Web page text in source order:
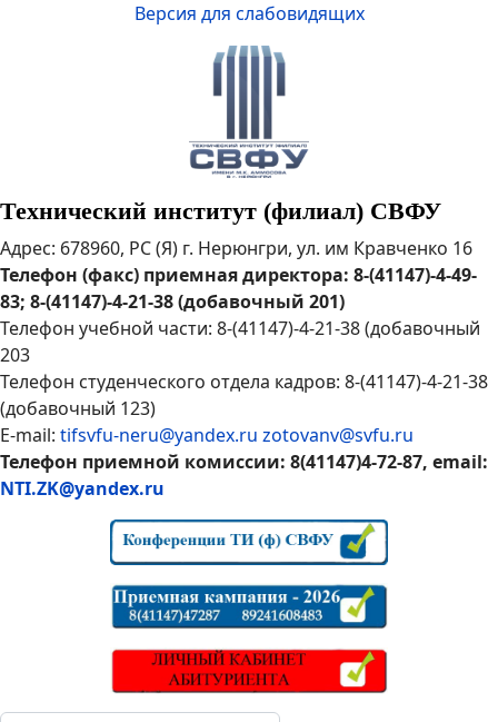
Версия для слабовидящих
Технический институт (филиал) СВФУ
Адрес: 678960, РС (Я) г. Нерюнгри, ул. им Кравченко 16
Телефон (факс) приемная директора: 8-(41147)-4-49-
83; 8-(41147)-4-21-38 (добавочный 201)
Телефон учебной части: 8-(41147)-4-21-38 (добавочный
203
Телефон студенческого отдела кадров: 8-(41147)-4-21-38
(добавочный 123)
E-mail: tifsvfu-neru@yandex.ru zotovanv@svfu.ru
Телефон приемной комиссии: 8(41147)4-72-87, email:
NTI.ZK@yandex.ru